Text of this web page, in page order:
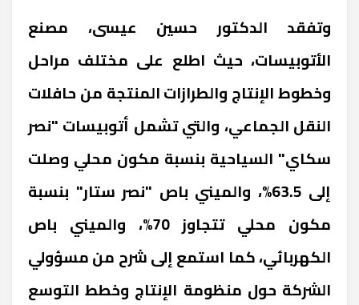
وتفقد الدكتور حسين عيسى، مصنع
الأتوبيسات، حيث اطلع على مختلف مراحل
وخطوط الإنتاج والطرازات المنتجة من حافلات
النقل الجماعي، والتي تشمل أتوبيسات "نصر
سكاي" السياحية بنسبة مكون محلي وصلت
إلى 63.5%، والميني باص "نصر ستار" بنسبة
مكون محلي تتجاوز 70%، والميني باص
الكهربائي، كما استمع إلى شرح من مسؤولي
الشركة حول منظومة الإنتاج وخطط التوسع